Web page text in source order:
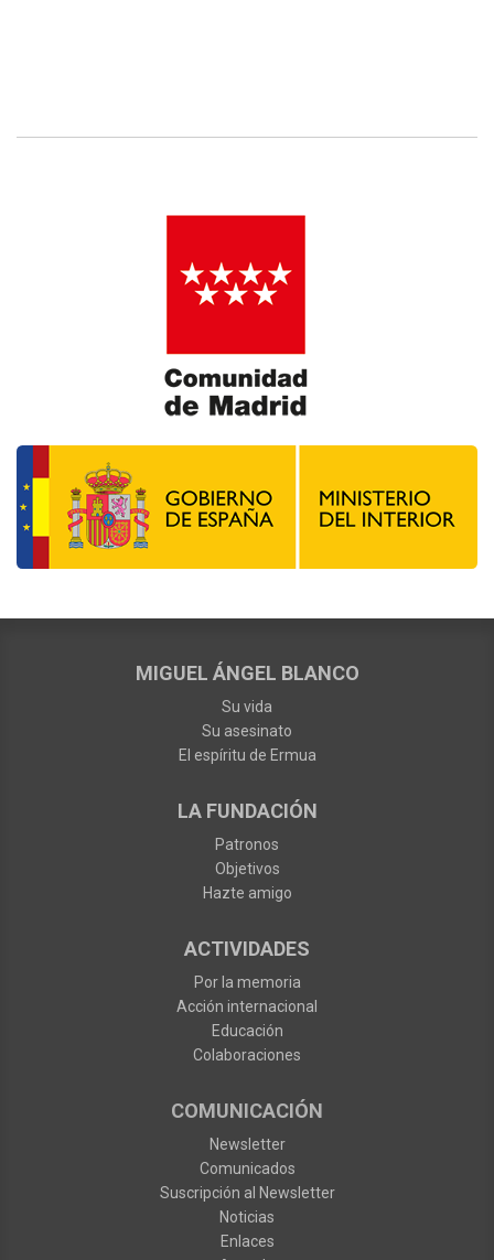
MIGUEL ÁNGEL BLANCO
Su vida
Su asesinato
El espíritu de Ermua
LA FUNDACIÓN
Patronos
Objetivos
Hazte amigo
ACTIVIDADES
Por la memoria
Acción internacional
Educación
Colaboraciones
COMUNICACIÓN
Newsletter
Comunicados
Suscripción al Newsletter
Noticias
Enlaces